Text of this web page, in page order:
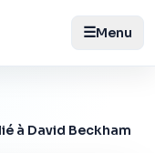
☰Menu
à David Beckham